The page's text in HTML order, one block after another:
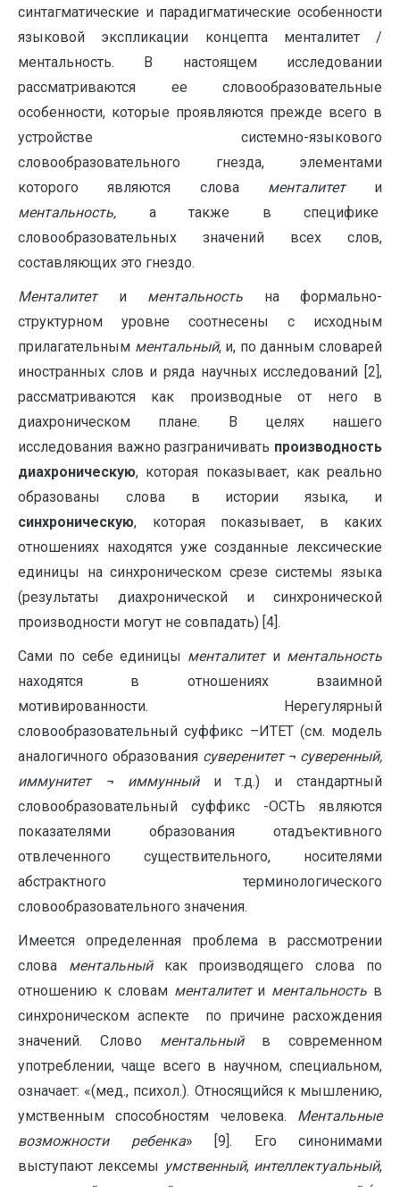
синтагматические и парадигматические особенности
языковой экспликации концепта менталитет /
ментальность. В настоящем исследовании
рассматриваются ее словообразовательные
особенности, которые проявляются прежде всего в
устройстве системно-языкового
словообразовательного гнезда, элементами
которого являются слова менталитет и
ментальность, а также в специфике
словообразовательных значений всех слов,
составляющих это гнездо.
Менталитет иментальность на формально-
структурном уровне соотнесены с исходным
прилагательным ментальный, и, по данным словарей
иностранных слов и ряда научных исследований [2],
рассматриваются как производные от него в
диахроническом плане. В целях нашего
исследования важно разграничивать производность
диахроническую, которая показывает, как реально
образованы слова в истории языка, и
синхроническую, которая показывает, в каких
отношениях находятся уже созданные лексические
единицы на синхроническом срезе системы языка
(результаты диахронической и синхронической
производности могут не совпадать) [4].
Сами по себе единицы менталитет и ментальность
находятся в отношениях взаимной
мотивированности. Нерегулярный
словообразовательный суффикс –ИТЕТ (см. модель
аналогичного образования суверенитет ¬ суверенный,
иммунитет
¬иммунный и т.д.) и стандартный
словообразовательный суффикс -ОСТЬ являются
показателями образования отадъективного
отвлеченного существительного, носителями
абстрактного терминологического
словообразовательного значения.
Имеется определенная проблема в рассмотрении
слова ментальныйкак производящего слова по
отношению к словам менталитети ментальность в
синхроническом аспекте по причине расхождения
значений. Слово ментальный в современном
употреблении, чаще всего в научном, специальном,
означает: «(мед., психол.). Относящийся к мышлению,
умственным способностям человека. Ментальные
возможности ребенка» [9]. Его синонимами
выступают лексемы умственный, интеллектуальный,